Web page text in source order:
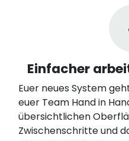
Einfacher
Euer neues System
euer Team Hand in
übersichtlichen
Zwischenschritte und